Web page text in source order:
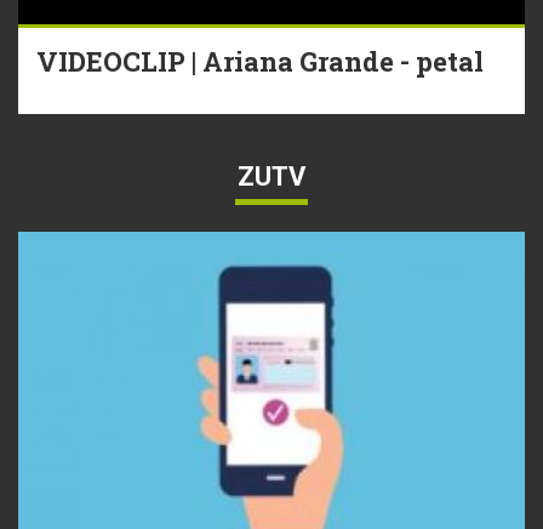
VIDEOCLIP | Ariana Grande - petal
ZUTV